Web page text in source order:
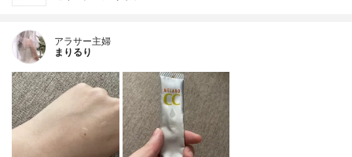
アラサー主婦
まりるり